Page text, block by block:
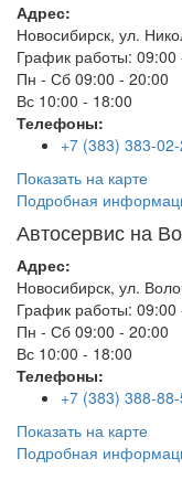
Адрес:
Новосибирск, ул.
График работы: 09:00
Пн - Сб 09:00 - 20:00
Вс 10:00 - 18:00
Телефоны:
+7 (383) 383-
Показать на карте
Подробная
Автосервис на
Адрес:
Новосибирск, ул.
График работы: 09:00
Пн - Сб 09:00 - 20:00
Вс 10:00 - 18:00
Телефоны:
+7 (383) 388-
Показать на карте
Подробная